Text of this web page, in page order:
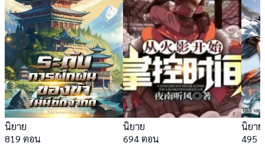
นิยาย
819 ตอน
นิยาย
694 ตอน
นิยาย
495